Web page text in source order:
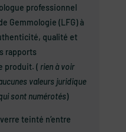
professionnel
Gemmologie (LFG) à
qualité et
rapports
produit. ( rien à voir
valeurs juridique
sont numérotés)
teinté n’entre